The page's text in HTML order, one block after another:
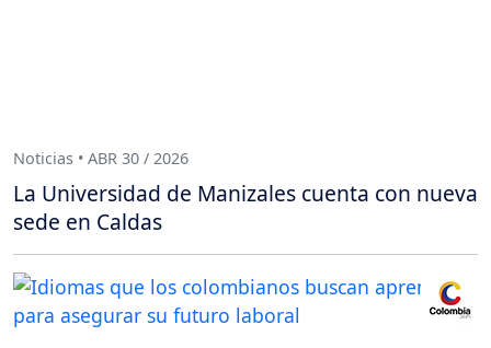
Noticias • ABR 30 / 2026
La Universidad de Manizales cuenta con nueva
sede en Caldas